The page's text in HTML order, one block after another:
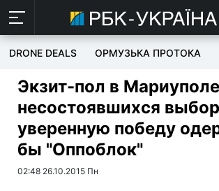
DRONE DEALS ОРМУЗЬКА ПРОТОКА
Экзит-пол в
несостоявшихся
уверенную победу
бы "Оппоблок"
02:48 26.10.2015 Пн